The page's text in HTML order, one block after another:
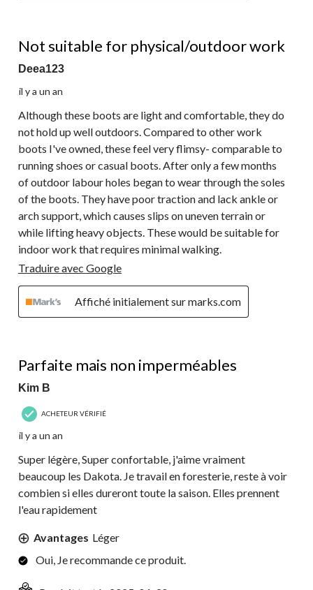
Not suitable for physical/outdoor work
Deea123
il y a un an
Although these boots are light and comfortable, they do
not hold up well outdoors. Compared to other work
boots I've owned, these feel very flimsy- comparable to
running shoes or casual boots. After only a few months
of outdoor labour holes began to wear through the soles
of the boots. They have poor traction and lack ankle or
arch support, which causes slips on uneven terrain or
while lifting heavy objects. These would be suitable for
indoor work that requires minimal walking.
Traduire avec Google
Affiché initialement sur marks.com
Parfaite mais non imperméables
Kim B
ACHETEUR VÉRIFIÉ
il y a un an
Super légère, Super confortable, j'aime vraiment
beaucoup les Dakota. Je travail en foresterie, reste à voir
combien si elles dureront toute la saison. Elles prennent
l'eau rapidement
Avantages Léger
Oui, Je recommande ce produit.